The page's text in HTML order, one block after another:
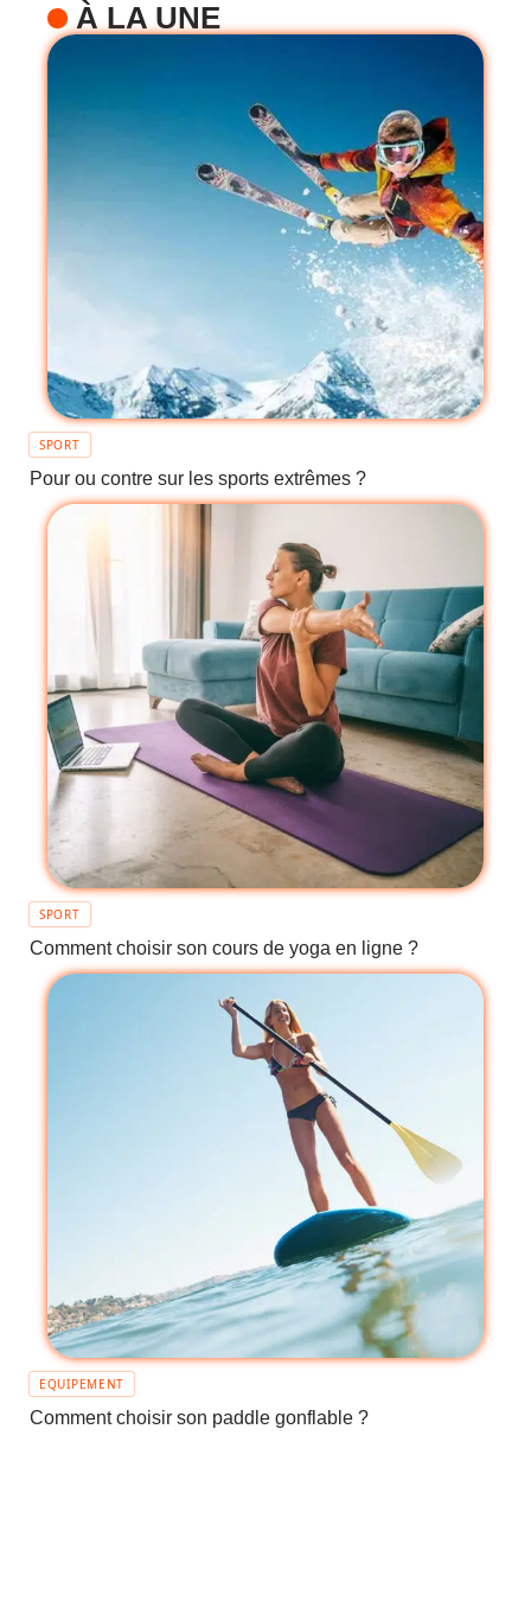
À LA UNE
SPORT
Pour ou contre sur les sports extrêmes ?
SPORT
Comment choisir son cours de yoga en ligne ?
EQUIPEMENT
Comment choisir son paddle gonflable ?